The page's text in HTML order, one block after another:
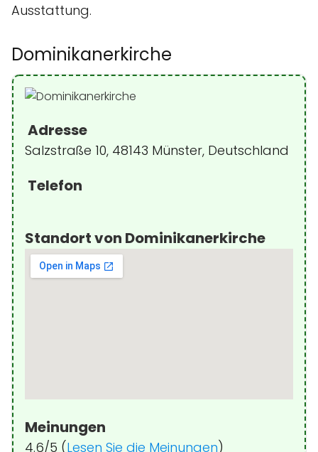
Ausstattung.
Dominikanerkirche
Adresse
Salzstraße 10, 48143 Münster, Deutschland
Telefon
Standort von Dominikanerkirche
Meinungen
4.6/5 (Lesen Sie die Meinungen)